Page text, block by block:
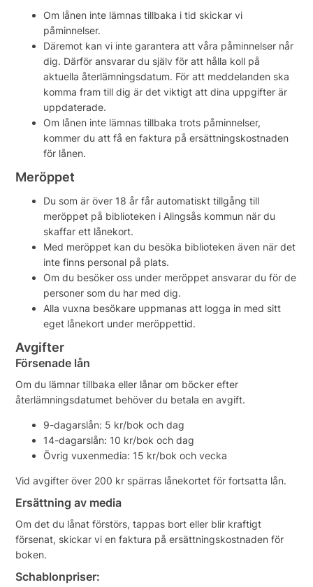
Om lånen inte lämnas tillbaka i tid skickar vi
påminnelser.
Däremot kan vi inte garantera att våra påminnelser når
dig. Därför ansvarar du själv för att hålla koll på
aktuella återlämningsdatum. För att meddelanden ska
komma fram till dig är det viktigt att dina uppgifter är
uppdaterade.
Om lånen inte lämnas tillbaka trots påminnelser,
kommer du att få en faktura på ersättningskostnaden
för lånen.
Meröppet
Du som är över 18 år får automatiskt tillgång till
meröppet på biblioteken i Alingsås kommun när du
skaffar ett lånekort.
Med meröppet kan du besöka biblioteken även när det
inte finns personal på plats.
Om du besöker oss under meröppet ansvarar du för de
personer som du har med dig.
Alla vuxna besökare uppmanas att logga in med sitt
eget lånekort under meröppettid.
Avgifter
Försenade lån
Om du lämnar tillbaka eller lånar om böcker efter
återlämningsdatumet behöver du betala en avgift.
9-dagarslån: 5 kr/bok och dag
14-dagarslån: 10 kr/bok och dag
Övrig vuxenmedia: 15 kr/bok och vecka
Vid avgifter över 200 kr spärras lånekortet för fortsatta lån.
Ersättning av media
Om det du lånat förstörs, tappas bort eller blir kraftigt
försenat, skickar vi en faktura på ersättningskostnaden för
boken.
Schablonpriser: